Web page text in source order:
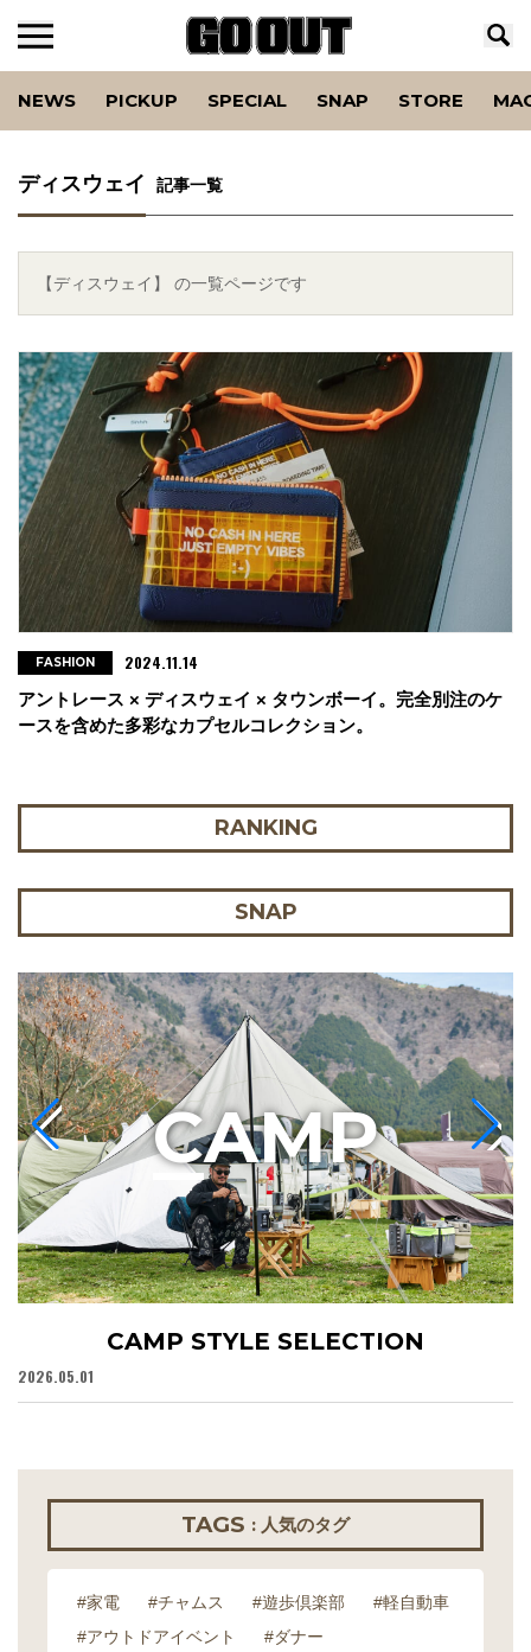
NEWS PICKUP SPECIAL SNAP STORE
ディスウェイ 記事一覧
【ディスウェイ】 の一覧ページです
アントレース × ディスウェイ × タウンボーイ。完全別注のケ
ースを含めた多彩なカプセルコレクション。
FASHION 2024.11.14
RANKING
SNAP
CAMP STYLE SELECTION
2026.05.01
CAMP
TAGS : 人気のタグ
#家電 #チャムス #遊歩倶楽部
#軽自動車
#アウトドアイベント
#ダナー